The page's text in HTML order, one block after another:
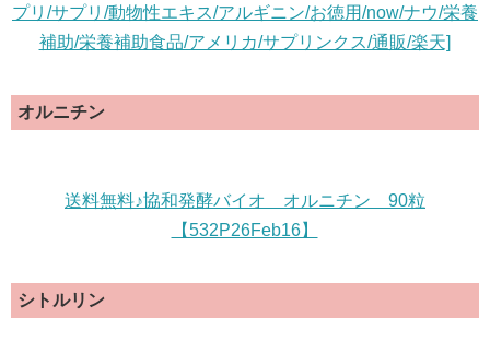
プリ/サプリ/動物性エキス/アルギニン/お徳用/now/ナウ/栄養
補助/栄養補助食品/アメリカ/サプリンクス/通販/楽天]
オルニチン
送料無料♪協和発酵バイオ オルニチン 90粒
【532P26Feb16】
シトルリン